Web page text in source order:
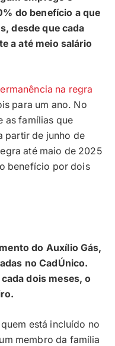
do benefício a que
desde que cada
a até meio salário
na regra
para um ano. No
as famílias que
partir de junho de
até maio de 2025
benefício por dois
do Auxílio Gás,
no CadÚnico.
dois meses, o
está incluído no
membro da família